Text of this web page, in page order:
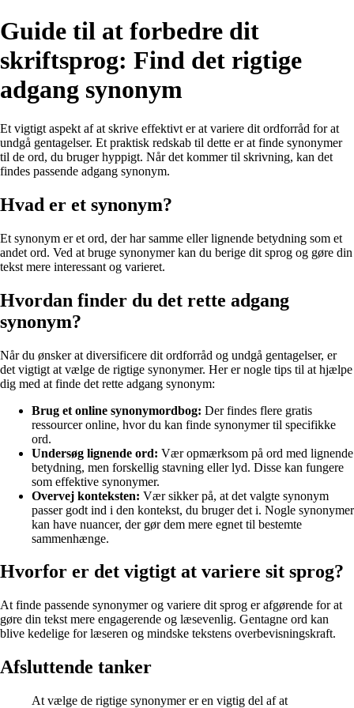
Guide til at forbedre dit
skriftsprog: Find det rigtige
adgang synonym
Et vigtigt aspekt af at skrive effektivt er at variere dit ordforråd for at
undgå gentagelser. Et praktisk redskab til dette er at finde synonymer
til de ord, du bruger hyppigt. Når det kommer til skrivning, kan det
findes passende adgang synonym.
Hvad er et synonym?
Et synonym er et ord, der har samme eller lignende betydning som et
andet ord. Ved at bruge synonymer kan du berige dit sprog og gøre din
tekst mere interessant og varieret.
Hvordan finder du det rette adgang
synonym?
Når du ønsker at diversificere dit ordforråd og undgå gentagelser, er
det vigtigt at vælge de rigtige synonymer. Her er nogle tips til at hjælpe
dig med at finde det rette adgang synonym:
Brug et online synonymordbog: Der findes flere gratis
ressourcer online, hvor du kan finde synonymer til specifikke
ord.
Undersøg lignende ord: Vær opmærksom på ord med lignende
betydning, men forskellig stavning eller lyd. Disse kan fungere
som effektive synonymer.
Overvej konteksten: Vær sikker på, at det valgte synonym
passer godt ind i den kontekst, du bruger det i. Nogle synonymer
kan have nuancer, der gør dem mere egnet til bestemte
sammenhænge.
Hvorfor er det vigtigt at variere sit sprog?
At finde passende synonymer og variere dit sprog er afgørende for at
gøre din tekst mere engagerende og læsevenlig. Gentagne ord kan
blive kedelige for læseren og mindske tekstens overbevisningskraft.
Afsluttende tanker
At vælge de rigtige synonymer er en vigtig del af at